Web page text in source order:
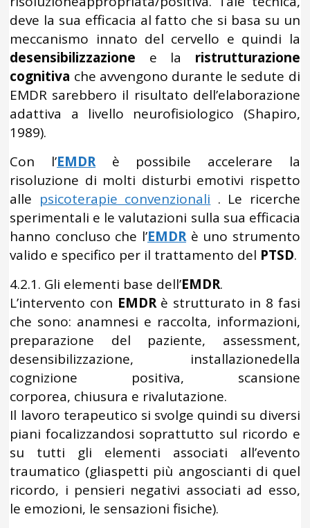
deve la sua efficacia al fatto che si basa su un
meccanismo innato del cervello e quindi la
desensibilizzazione e la ristrutturazione
cognitiva che avvengono durante le sedute di
EMDR sarebbero il risultato dell’elaborazione
adattiva a livello neurofisiologico (Shapiro,
1989).
Con l’EMDRè possibile accelerare la
risoluzione di molti disturbi emotivi rispetto
alle psicoterapie convenzionali . Le ricerche
sperimentali e le valutazioni sulla sua efficacia
hanno concluso che l’EMDRè uno strumento
valido e specifico per il trattamento del PTSD.
4.2.1. Gli elementi base dell’EMDR.
L’intervento con EMDRè strutturato in 8 fasi
che sono: anamnesi e raccolta, informazioni,
preparazione del paziente, assessment,
desensibilizzazione, installazionedella
cognizione positiva, scansione
corporea, chiusura e rivalutazione.
Il lavoro terapeutico si svolge quindi su diversi
piani focalizzandosi soprattutto sul ricordo e
su tutti gli elementi associati all’evento
traumatico (gliaspetti più angoscianti di quel
ricordo, i pensieri negativi associati ad esso,
le emozioni, le sensazioni fisiche).